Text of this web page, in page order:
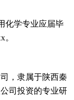
化学专业应届毕
，隶属于陕西秦
司投资的专业研